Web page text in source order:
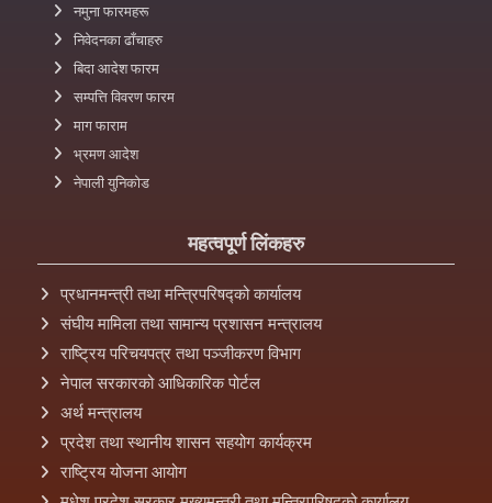
नमुना फारमहरू
निवेदनका ढाँचाहरु
बिदा आदेश फारम
सम्पत्ति विवरण फारम
माग फाराम
भ्रमण आदेश
नेपाली युनिकोड
महत्वपूर्ण लिंकहरु
प्रधानमन्त्री तथा मन्त्रिपरिषद्को कार्यालय
संघीय मामिला तथा सामान्य प्रशासन मन्त्रालय
राष्ट्रिय परिचयपत्र तथा पञ्‍जीकरण विभाग
नेपाल सरकारको आधिकारिक पोर्टल
अर्थ मन्त्रालय
प्रदेश तथा स्थानीय शासन सहयोग कार्यक्रम
राष्ट्रिय योजना आयोग